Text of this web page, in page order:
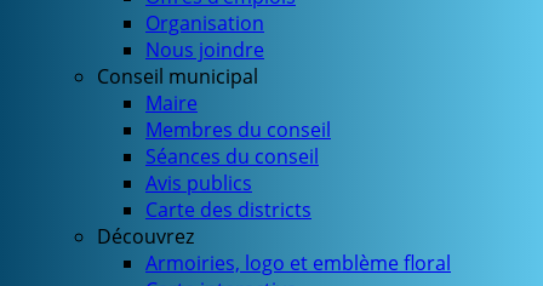
Organisation
Nous joindre
Conseil municipal
Maire
Membres du conseil
Séances du conseil
Avis publics
Carte des districts
Découvrez
Armoiries, logo et emblème floral